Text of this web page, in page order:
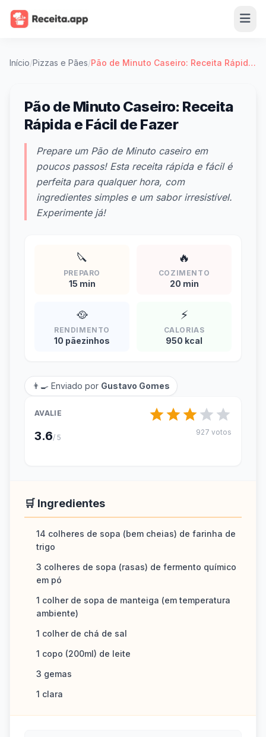
Início/Pizzas e Pães/ Pão de Minuto Caseiro: Receita Rápida e Fácil de Fazer
Pão de Minuto Caseiro: Receita
Rápida e Fácil de Fazer
Prepare um Pão de Minuto caseiro em
poucos passos! Esta receita rápida e fácil é
perfeita para qualquer hora, com
ingredientes simples e um sabor irresistível.
Experimente já!
🔪
PREPARO
15 min
🔥
COZIMENTO
20 min
🥘
RENDIMENTO
10 pãezinhos
⚡
CALORIAS
950 kcal
👨‍🍳 Enviado por Gustavo Gomes
AVALIE
3.6/ 5
927 votos
🛒 Ingredientes
14 colheres de sopa (bem cheias) de farinha de
trigo
3 colheres de sopa (rasas) de fermento químico
em pó
1 colher de sopa de manteiga (em temperatura
ambiente)
1 colher de chá de sal
1 copo (200ml) de leite
3 gemas
1 clara